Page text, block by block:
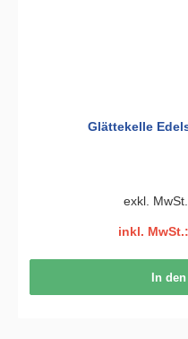
Glättekelle
exkl.
inkl.
In